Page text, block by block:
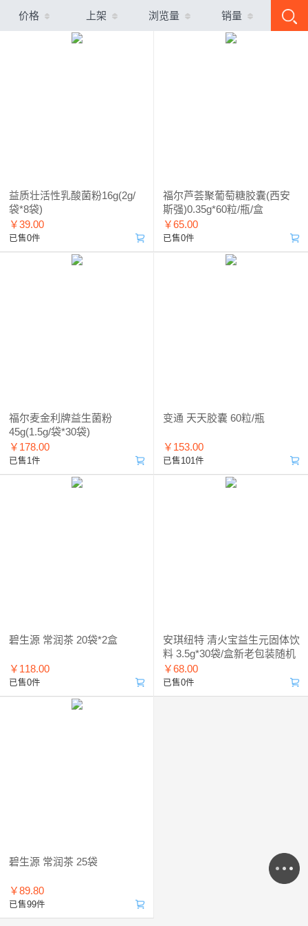
价格 上架 浏览量 销量
益质壮活性乳酸菌粉16g(2g/
袋*8袋)
￥39.00
已售0件
福尔芦荟聚葡萄糖胶囊(西安
斯强)0.35g*60粒/瓶/盒
￥65.00
已售0件
福尔麦金利牌益生菌粉
45g(1.5g/袋*30袋)
￥178.00
已售1件
变通 天天胶囊 60粒/瓶
￥153.00
已售101件
碧生源 常润茶 20袋*2盒
￥118.00
已售0件
安琪纽特 清火宝益生元固体饮
料 3.5g*30袋/盒新老包装随机
发货
￥68.00
已售0件
碧生源 常润茶 25袋
￥89.80
已售99件